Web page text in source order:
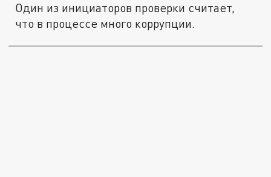
Один из инициаторов проверки считает,
что в процессе много коррупции.